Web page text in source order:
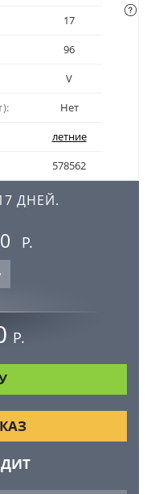
17
96
V
Нет
летние
578562
ДНЕЙ.
Р.
Р.